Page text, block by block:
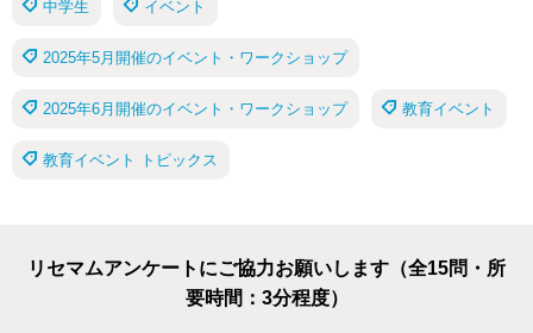
中学生 イベント
2025年5月開催のイベント・ワークショップ
2025年6月開催のイベント・ワークショップ 教育イベント
教育イベント トピックス
リセマムアンケートにご協力お願いします（全15問・所
要時間：3分程度）